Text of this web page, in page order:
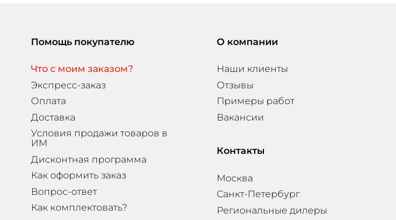
Помощь покупателю
Что с моим заказом?
Экспресс-заказ
Оплата
Доставка
Условия продажи товаров в
ИМ
Дисконтная программа
Как оформить заказ
Вопрос-ответ
Как комплектовать?
О компании
Наши клиенты
Отзывы
Примеры работ
Вакансии
Контакты
Москва
Санкт-Петербург
Региональные дилеры